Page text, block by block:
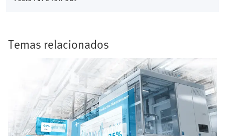
Temas relacionados